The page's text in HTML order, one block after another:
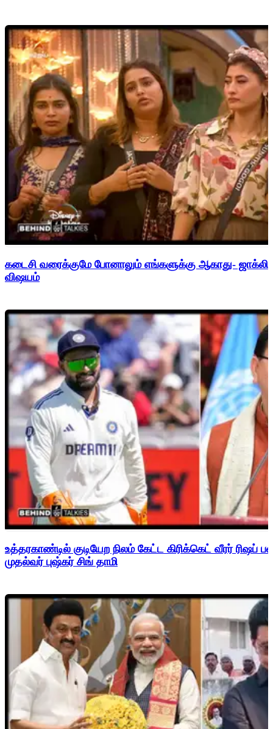
கடைசி வரைக்குமே போனாலும் எங்களுக்கு ஆகாது-
விஷயம்
உத்தரகாண்டில் குடியேற நிலம் கேட்ட கிரிக்கெட் வீரர்
முதல்வர் புஷ்கர் சிங் தாமி